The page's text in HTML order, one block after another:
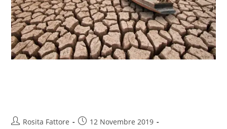
Rosita Fattore
12 Novembre 2019